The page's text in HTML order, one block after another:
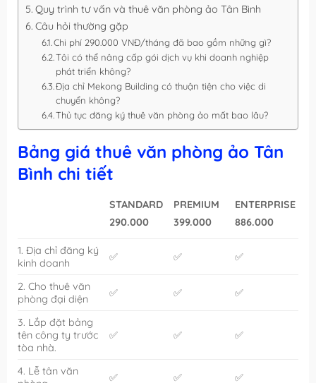
Quy trình tư vấn và thuê văn phòng ảo Tân Bình
Câu hỏi thường gặp
Chi phí 290.000 VNĐ/tháng đã bao gồm những gì?
Tôi có thể nâng cấp gói dịch vụ khi doanh nghiệp
phát triển không?
Địa chỉ Mekong Building có thuận tiện cho việc di
chuyển không?
Thủ tục đăng ký thuê văn phòng ảo mất bao lâu?
Bảng giá thuê văn phòng ảo Tân
Bình chi tiết
STANDARD
290.000
PREMIUM
399.000
ENTERPRISE
886.000
1. Địa chỉ đăng ký
kinh doanh
✅ ✅ ✅
2. Cho thuê văn
phòng đại diện
✅ ✅ ✅
3. Lắp đặt bảng
tên công ty trước
tòa nhà.
✅ ✅ ✅
4. Lễ tân văn
✅ ✅ ✅